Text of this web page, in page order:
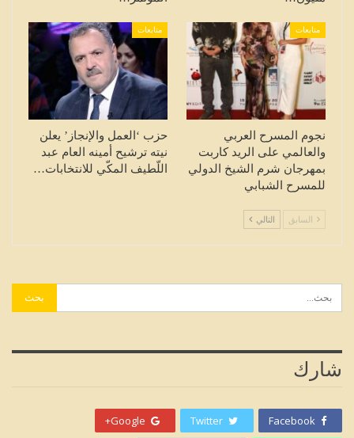
متابعات
نجوم المسرح العربي
والعالمي على الريد كاربت
بمهرجان شرم الشيخ الدولي
للمسرح الشبابي
متابعات
حزب ‘العمل والإنجاز’ يعلن
نيته ترشيح أمينه العام عبد
اللّطيف المكّي للانتخابات…
السابق التالي
شارك
Facebook
Twitter
Google+